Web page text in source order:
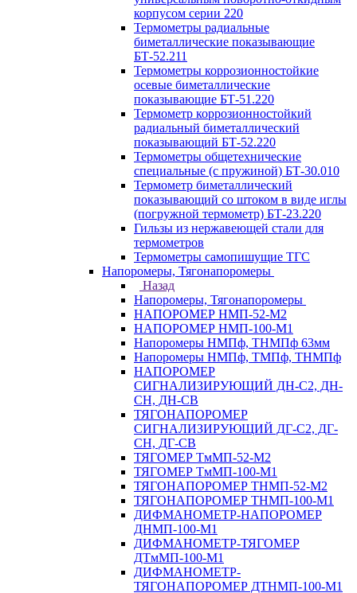
корпусом серии 220
Термометры радиальные
биметаллические показывающие
БТ-52.211
Термометры коррозионностойкие
осевые биметаллические
показывающие БТ-51.220
Термометр коррозионностойкий
радиальный биметаллический
показывающий БТ-52.220
Термометры общетехнические
специальные (с пружиной) БТ-30.010
Термометр биметаллический
показывающий со штоком в виде иглы
(погружной термометр) БТ-23.220
Гильзы из нержавеющей стали для
термометров
Термометры самопишущие ТГС
Напоромеры, Тягонапоромеры
Назад
Напоромеры, Тягонапоромеры
НАПОРОМЕР НМП-52-М2
НАПОРОМЕР НМП-100-М1
Напоромеры НМПф, ТНМПф 63мм
Напоромеры НМПф, ТМПф, ТНМПф
НАПОРОМЕР
СИГНАЛИЗИРУЮЩИЙ ДН-С2, ДН-
СН, ДН-СВ
ТЯГОНАПОРОМЕР
СИГНАЛИЗИРУЮЩИЙ ДГ-С2, ДГ-
СН, ДГ-СВ
ТЯГОМЕР ТмМП-52-М2
ТЯГОМЕР ТмМП-100-М1
ТЯГОНАПОРОМЕР ТНМП-52-М2
ТЯГОНАПОРОМЕР ТНМП-100-М1
ДИФМАНОМЕТР-НАПОРОМЕР
ДНМП-100-М1
ДИФМАНОМЕТР-ТЯГОМЕР
ДТмМП-100-М1
ДИФМАНОМЕТР-
ТЯГОНАПОРОМЕР ДТНМП-100-М1